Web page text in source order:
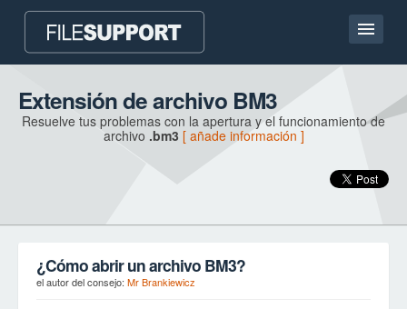
Pagina de inicio
Contacto
Extensión de archivo BM3
Resuelve tus problemas con la apertura y el funcionamiento de
archivo .bm3 [ añade información ]
¿Cómo abrir un archivo BM3?
el autor del consejo: Mr Brankiewicz